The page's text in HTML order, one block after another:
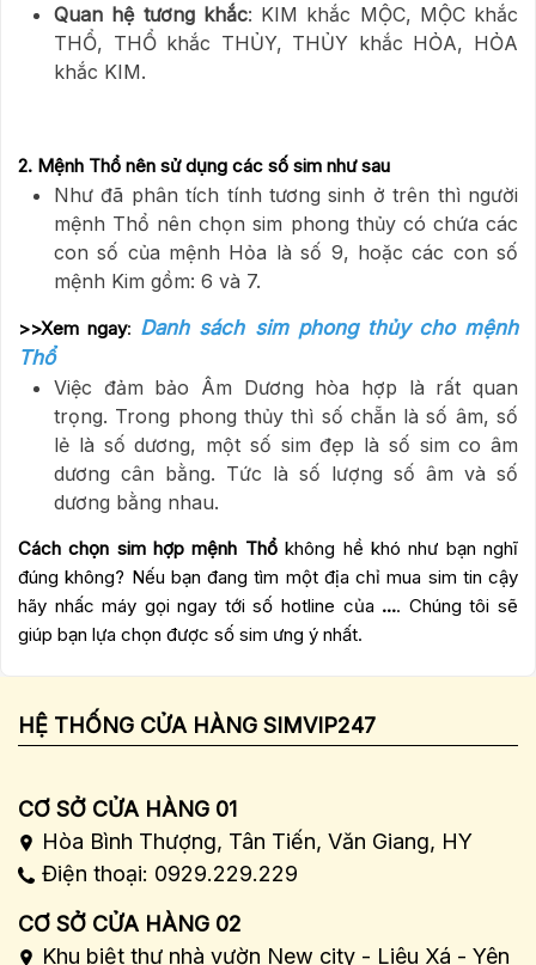
Quan hệ tương khắc: KIM khắc MỘC, MỘC khắc
THỔ, THỔ khắc THỦY, THỦY khắc HỎA, HỎA
khắc KIM.
2. Mệnh Thổ nên sử dụng các số sim như sau
Như đã phân tích tính tương sinh ở trên thì người
mệnh Thổ nên chọn sim phong thủy có chứa các
con số của mệnh Hỏa là số 9, hoặc các con số
mệnh Kim gồm: 6 và 7.
>>Xem ngay: Danh sách sim phong thủy cho mệnh
Thổ
Việc đảm bảo Âm Dương hòa hợp là rất quan
trọng. Trong phong thủy thì số chẵn là số âm, số
lẻ là số dương, một số sim đẹp là số sim co âm
dương cân bằng. Tức là số lượng số âm và số
dương bằng nhau.
Cách chọn sim hợp mệnh Thổkhông hề khó như bạn nghĩ
đúng không? Nếu bạn đang tìm một địa chỉ mua sim tin cậy
hãy nhấc máy gọi ngay tới số hotline của .... Chúng tôi sẽ
giúp bạn lựa chọn được số sim ưng ý nhất.
HỆ THỐNG CỬA HÀNG SIMVIP247
CƠ SỞ CỬA HÀNG 01
Hòa Bình Thượng, Tân Tiến, Văn Giang, HY
Điện thoại: 0929.229.229
CƠ SỞ CỬA HÀNG 02
Khu biệt thự nhà vườn New city - Liêu Xá - Yên